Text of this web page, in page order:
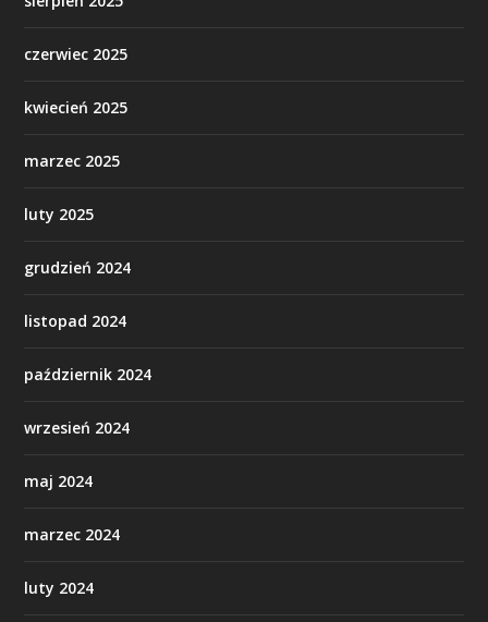
czerwiec 2025
kwiecień 2025
marzec 2025
luty 2025
grudzień 2024
listopad 2024
październik 2024
wrzesień 2024
maj 2024
marzec 2024
luty 2024